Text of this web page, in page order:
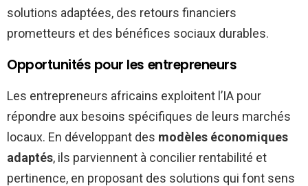
solutions adaptées, des retours financiers
prometteurs et des bénéfices sociaux durables.
Opportunités pour les entrepreneurs
Les entrepreneurs africains exploitent l’IA pour
répondre aux besoins spécifiques de leurs marchés
locaux. En développant des modèles économiques
adaptés, ils parviennent à concilier rentabilité et
pertinence, en proposant des solutions qui font sens